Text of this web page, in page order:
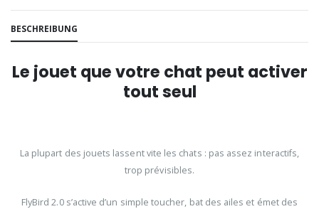
BESCHREIBUNG
Le jouet que votre chat peut activer
tout seul
La plupart des jouets lassent vite les chats : pas assez interactifs,
trop prévisibles.
FlyBird 2.0 s’active d’un simple toucher, bat des ailes et émet des